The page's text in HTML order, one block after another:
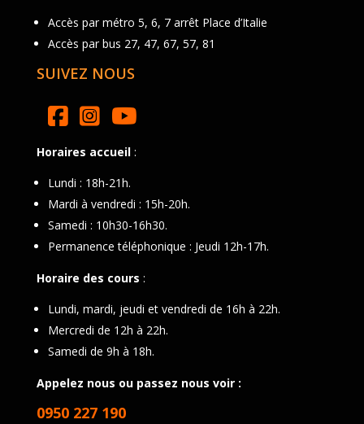
Accès par métro 5, 6, 7 arrêt Place d’Italie
Accès par bus 27, 47, 67, 57, 81
SUIVEZ NOUS
Horaires accueil:
Lundi : 18h-21h.
Mardi à vendredi : 15h-20h.
Samedi : 10h30-16h30.
Permanence téléphonique : Jeudi 12h-17h.
Horaire des cours :
Lundi, mardi, jeudi et vendredi de 16h à 22h.
Mercredi de 12h à 22h.
Samedi de 9h à 18h.
Appelez nous ou passez nous voir :
0950 227 190